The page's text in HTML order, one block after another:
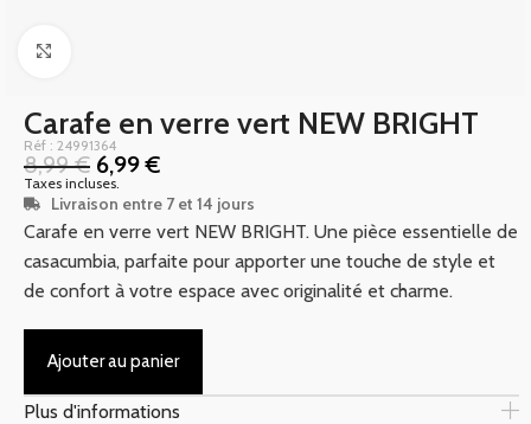
Carafe en verre vert NEW BRIGHT
Réf : 24991364
8,99€ 6,99€
Taxes incluses.
Livraison entre 7 et 14 jours
Carafe en verre vert NEW BRIGHT. Une pièce essentielle de
casacumbia, parfaite pour apporter une touche de style et
de confort à votre espace avec originalité et charme.
Ajouter au panier
Plus d'informations